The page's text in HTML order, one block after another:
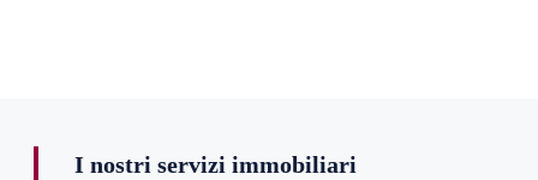
I nostri servizi immobiliari